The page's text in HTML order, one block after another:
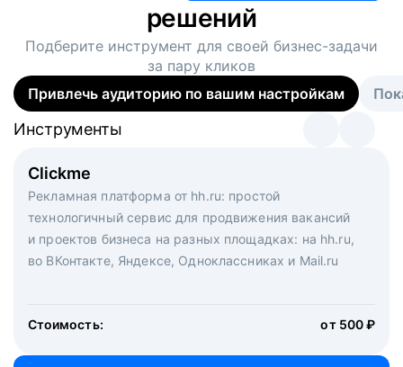
решений
Подберите инструмент для своей бизнес-задачи
за пару кликов
Привлечь аудиторию по вашим настройкам
Clickme
Рекламная платформа от hh.ru: простой
технологичный сервис для продвижения вакансий
и проектов бизнеса на разных площадках: на hh.ru,
во ВКонтакте, Яндексе, Одноклассниках и Mail.ru
Стоимость: от 500 ₽
Инструменты
Вакансия дня
Рекламный формат для вакансий на главной странице
hh.ru. Увеличивает количество откликов
Инструменты
Массовый подбор под ключ. Решите, сколько
кандидатов и когда вам нужно, и за дело возьмутся
маркетологи, рекрутеры и проектные менеджеры
hh.ru с целым набором digital-инструментов
Инструменты